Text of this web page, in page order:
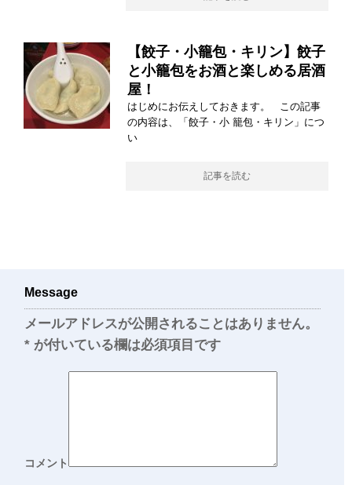
【餃子・小籠包・キリン】餃子
と小籠包をお酒と楽しめる居酒
屋！
はじめにお伝えしておきます。 この記事
の内容は、「餃子・小 籠包・キリン」につ
い
記事を読む
Message
メールアドレスが公開されることはありません。
* が付いている欄は必須項目です
コメント